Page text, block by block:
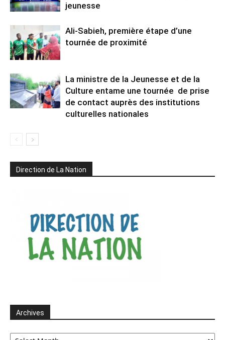
jeunesse
Ali-Sabieh, première étape d’une
tournée de proximité
La ministre de la Jeunesse et de la
Culture entame une tournée de prise
de contact auprès des institutions
culturelles nationales
Direction de La Nation
Archives
Archives